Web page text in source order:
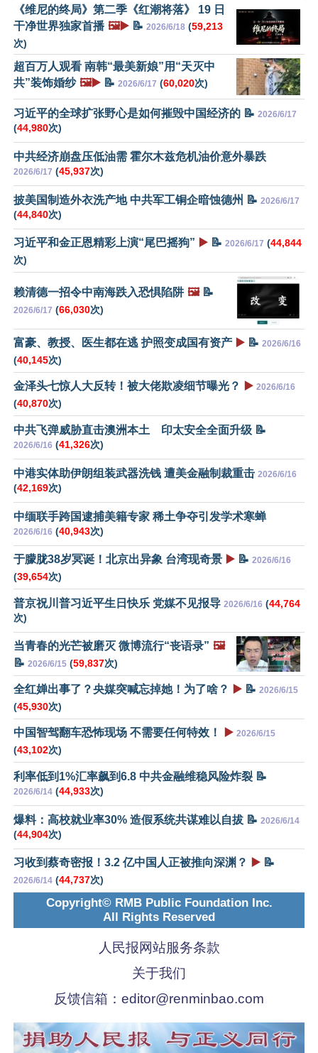
《维尼的终局》第二季《红潮将落》 19 日
干净世界独家首播 🖼️▶️ 📝 2026/6/18 (59,213
次)
超百万人观看 南韩“最美新娘”用“天灭中
共”装饰婚纱 🖼️▶️ 📝 2026/6/17 (60,020次)
习近平的全球扩张野心是如何摧毁中国经济的 📝 2026/6/17
(44,980次)
中共经济崩盘压低油需 霍尔木兹危机油价意外暴跌
2026/6/17 (45,937次)
披美国制造外衣洗产地 中共军工铜企暗蚀德州 📝 2026/6/17
(44,840次)
习近平和金正恩精彩上演“尾巴摇狗” ▶️ 📝 2026/6/17 (44,844
次)
赖清德一招令中南海跌入恐惧陷阱 🖼️📝
2026/6/17 (66,030次)
富豪、教授、医生都在逃 护照变成国有资产 ▶️ 📝 2026/6/16
(40,145次)
金泽头七惊人大反转！被大佬欺凌细节曝光？ ▶️ 2026/6/16
(40,870次)
中共飞弹威胁直击澳洲本土 印太安全全面升级 📝
2026/6/16 (41,326次)
中港实体助伊朗组装武器洗钱 遭美金融制裁重击 2026/6/16
(42,169次)
中缅联手跨国逮捕美籍专家 稀土争夺引发学术寒蝉
2026/6/16 (40,943次)
于朦胧38岁冥诞！北京出异象 台湾现奇景 ▶️ 📝 2026/6/16
(39,654次)
普京祝川普习近平生日快乐 党媒不见报导 2026/6/16 (44,764
次)
当青春的光芒被磨灭 微博流行“丧语录” 🖼️
📝 2026/6/15 (59,837次)
全红婵出事了？央媒突喊忘掉她！为了啥？ ▶️ 📝 2026/6/15
(45,930次)
中国智驾翻车恐怖现场 不需要任何特效！ ▶️ 2026/6/15
(43,102次)
利率低到1%汇率飙到6.8 中共金融维稳风险炸裂 📝
2026/6/14 (44,933次)
爆料：高校就业率30% 造假系统共谋难以自拔 📝 2026/6/14
(44,904次)
习收到蔡奇密报！3.2 亿中国人正被推向深渊？ ▶️ 📝
2026/6/14 (44,737次)
Copyright© RMB Public Foundation Inc.
All Rights Reserved
人民报网站服务条款
关于我们
反馈信箱： editor@renminbao.com